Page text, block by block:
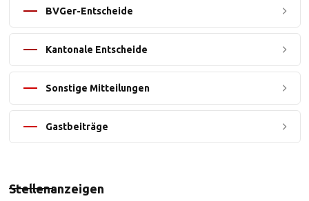
BVGer-Entscheide
Kantonale Entscheide
Sonstige Mitteilungen
Gastbeiträge
Stellenanzeigen